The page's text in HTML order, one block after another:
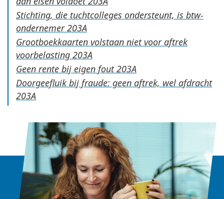
Stichting, die tuchtcolleges ondersteunt, is btw-
ondernemer
Grootboekkaarten volstaan niet voor aftrek
voorbelasting
Geen rente bij eigen fout
Doorgeefluik bij fraude: geen aftrek, wel afdracht